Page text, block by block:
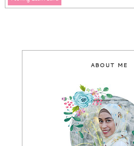
ABOUT ME